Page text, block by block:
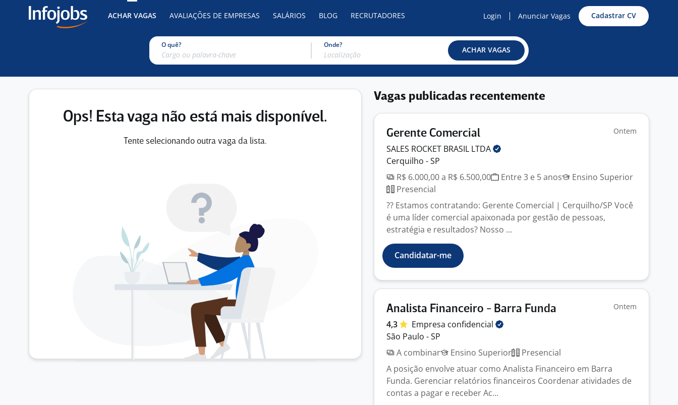
ACHAR VAGAS AVALIAÇÕES DE EMPRESAS SALÁRIOS BLOG RECRUTADORES Login Anunciar Vagas Cadastrar CV
O quê? Onde?
ACHAR VAGAS
Ops! Esta vaga não está mais disponível.
Tente selecionando outra vaga da lista.
Vagas publicadas recentemente
Gerente Comercial Ontem
SALES ROCKET BRASIL LTDA
Cerquilho - SP
R$ 6.000,00 a R$ 6.500,00
Entre 3 e 5 anos
Ensino Superior
Presencial
?? Estamos contratando: Gerente Comercial | Cerquilho/SP Você
é uma líder comercial apaixonada por gestão de pessoas,
estratégia e resultados? Nosso ...
Candidatar-me
Analista Financeiro - Barra Funda Ontem
4,3 Empresa confidencial
São Paulo - SP
A combinar
Ensino Superior
Presencial
A posição envolve atuar como Analista Financeiro em Barra
Funda. Gerenciar relatórios financeiros Coordenar atividades de
contas a pagar e receber Ac...